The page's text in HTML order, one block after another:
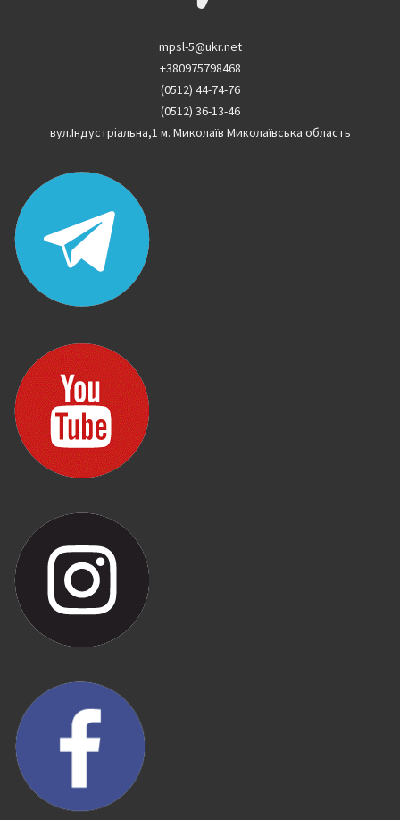
mpsl-5@ukr.net
+380975798468
(0512) 44-74-76
(0512) 36-13-46
вул.Індустріальна,1 м. Миколаїв Миколаївська область